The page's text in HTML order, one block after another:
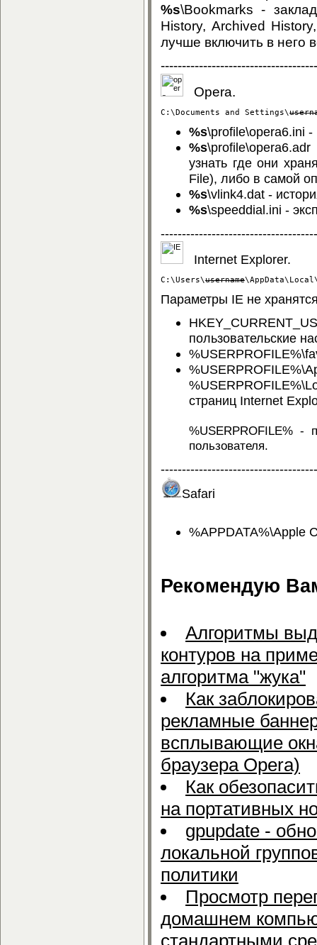
%s\Bookmarks - закладки. История Google Chrome хранится в файлах
History, Archived History, History Index *. Если надумаете делать бэкап, то
лучше
Opera.
C:\Documents and Settings\
%s\profile\opera6.ini -
%s\profile\opera6.adr - закладки.
узнать где они хранятся можно в
%s\vlink4.dat -
%s\speeddial.ini -
Internet Explorer.
C:\Users\username
Параметры IE не
пользовательские
страниц Internet
%USERPROFILE% -
пользователя.
Safari
%APPDATA%\Apple
Рекомендую
Алгоритмы
контуров на
алгоритма "жука"
Как
рекламные
всплывающие
браузера Opera)
Как
на портативных
gpupdate -
локальной
политики
Просмотр
домашнем